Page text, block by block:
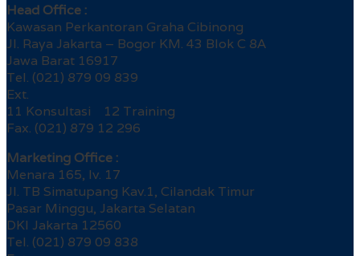
Head Office :
Kawasan Perkantoran Graha Cibinong
Jl. Raya Jakarta – Bogor KM. 43 Blok C 8A
Jawa Barat 16917
Tel. (021) 879 09 839
Ext.
11 Konsultasi 12 Training
Fax. (021) 879 12 296
Marketing Office :
Menara 165, lv. 17
Jl. TB Simatupang Kav.1, Cilandak Timur
Pasar Minggu, Jakarta Selatan
DKI Jakarta 12560
Tel. (021) 879 09 838